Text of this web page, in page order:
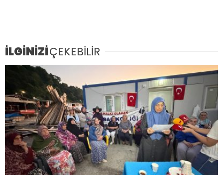
İLGİNİZİÇEKEBİLİR